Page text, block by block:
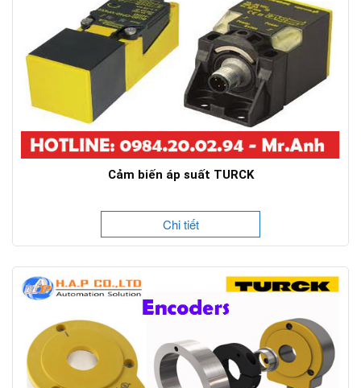
Cảm biến áp suất TURCK
Chi tiết